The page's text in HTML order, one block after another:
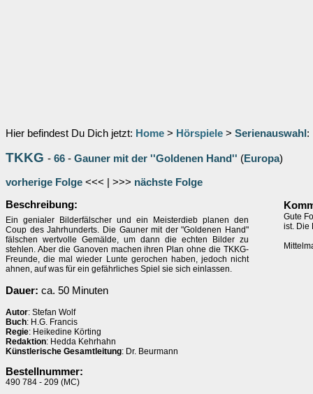
Hier befindest Du Dich jetzt: Home > Hörspiele > Serienauswahl :
TKKG - 66 - Gauner mit der ''Goldenen Hand'' (Europa)
vorherige Folge <<< | >>> nächste Folge
Beschreibung:
Ein genialer Bilderfälscher und ein Meisterdieb planen den
Coup des Jahrhunderts. Die Gauner mit der "Goldenen Hand"
fälschen wertvolle Gemälde, um dann die echten Bilder zu
stehlen. Aber die Ganoven machen ihren Plan ohne die TKKG-
Freunde, die mal wieder Lunte gerochen haben, jedoch nicht
ahnen, auf was für ein gefährliches Spiel sie sich einlassen.
Dauer: ca. 50 Minuten
Autor: Stefan Wolf
Buch: H.G. Francis
Regie: Heikedine Körting
Redaktion: Hedda Kehrhahn
Künstlerische Gesamtleitung: Dr. Beurmann
Bestellnummer:
490 784 - 209 (MC)
Gute
ist. Die